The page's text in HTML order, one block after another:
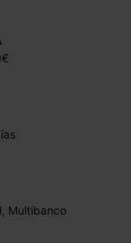
Multibanco